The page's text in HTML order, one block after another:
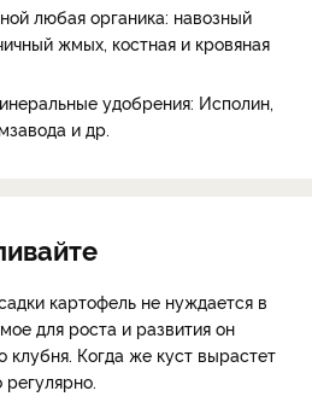
любая органика: навозный
жмых, костная и кровяная
удобрения: Исполин,
и др.
картофель не нуждается в
для роста и развития он
клубня. Когда же куст вырастет